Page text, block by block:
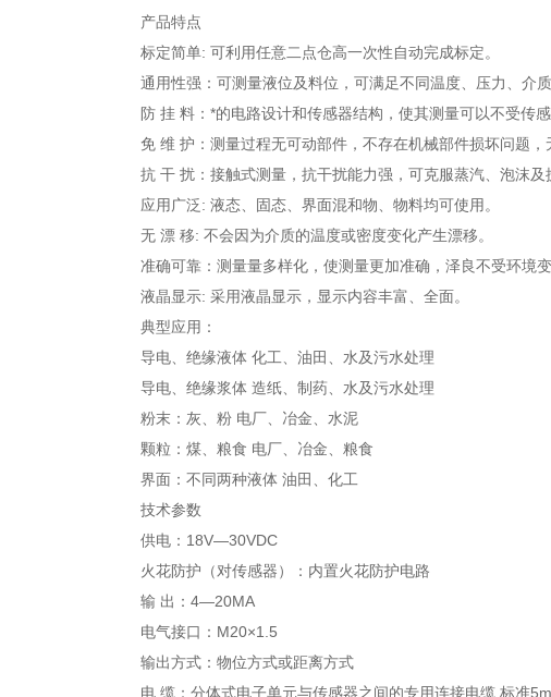
产品特点
标定简单: 可利用任意二点仓高一次性自动完成标定。
通用性强：可测量液位及料位，可满足不同温度、压力、介质
防 挂 料：*的电路设计和传感器结构，使其测量可以不受传感
免 维 护：测量过程无可动部件，不存在机械部件损坏问题，
抗 干 扰：接触式测量，抗干扰能力强，可克服蒸汽、泡沫及
应用广泛: 液态、固态、界面混和物、物料均可使用。
无 漂 移: 不会因为介质的温度或密度变化产生漂移。
准确可靠：测量量多样化，使测量更加准确，泽良不受环境变
液晶显示: 采用液晶显示，显示内容丰富、全面。
典型应用：
导电、绝缘液体 化工、油田、水及污水处理
导电、绝缘浆体 造纸、制药、水及污水处理
粉末：灰、粉 电厂、冶金、水泥
颗粒：煤、粮食 电厂、冶金、粮食
界面：不同两种液体 油田、化工
技术参数
供电：18V—30VDC
火花防护（对传感器）：内置火花防护电路
输 出：4—20MA
电气接口：M20×1.5
输出方式：物位方式或距离方式
电 缆：分体式电子单元与传感器之间的专用连接电缆 标准